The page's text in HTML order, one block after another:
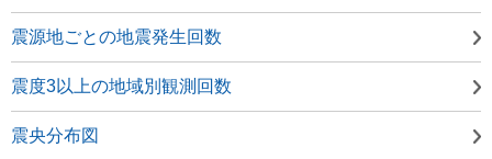
震源地ごとの地震発生回数
震度3以上の地域別観測回数
震央分布図